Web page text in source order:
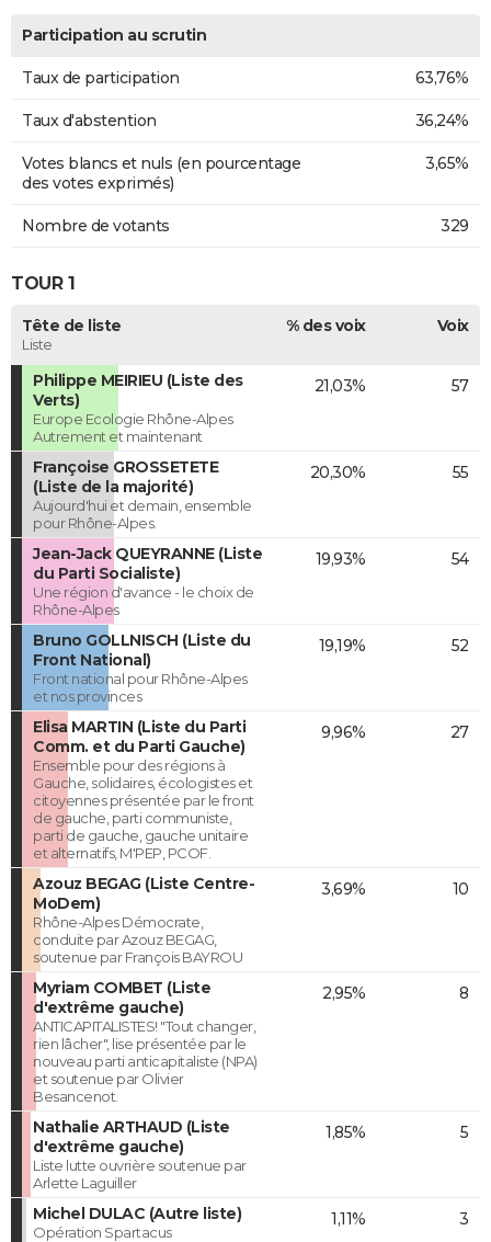
Participation au scrutin
Taux de participation 63,76%
Taux d'abstention 36,24%
Votes blancs et nuls (en pourcentage
des votes exprimés)
3,65%
Nombre de votants 329
TOUR 1
Tête de liste
Liste
% des voix Voix
Philippe MEIRIEU (Liste des
Verts)
Europe Ecologie Rhône-Alpes
Autrement et maintenant
21,03% 57
Françoise GROSSETETE
(Liste de la majorité)
Aujourd'hui et demain, ensemble
pour Rhône-Alpes.
20,30% 55
Jean-Jack QUEYRANNE (Liste
du Parti Socialiste)
Une région d'avance - le choix de
Rhône-Alpes
19,93% 54
Bruno GOLLNISCH (Liste du
Front National)
Front national pour Rhône-Alpes
et nos provinces
19,19% 52
Elisa MARTIN (Liste du Parti
Comm. et du Parti Gauche)
Ensemble pour des régions à
Gauche, solidaires, écologistes et
citoyennes présentée par le front
de gauche, parti communiste,
parti de gauche, gauche unitaire
et alternatifs, M'PEP, PCOF.
9,96% 27
Azouz BEGAG (Liste Centre-
MoDem)
Rhône-Alpes Démocrate,
conduite par Azouz BEGAG,
soutenue par François BAYROU
3,69% 10
Myriam COMBET (Liste
d'extrême gauche)
ANTICAPITALISTES! "Tout changer,
rien lâcher", lise présentée par le
nouveau parti anticapitaliste (NPA)
et soutenue par Olivier
Besancenot.
2,95% 8
Nathalie ARTHAUD (Liste
d'extrême gauche)
Liste lutte ouvrière soutenue par
Arlette Laguiller
1,85% 5
Michel DULAC (Autre liste)
Opération Spartacus
1,11% 3